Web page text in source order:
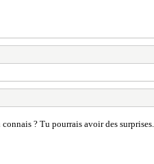
? Tu pourrais avoir des surprises...